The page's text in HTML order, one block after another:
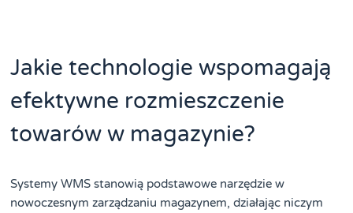
Jakie technologie wspomagają
efektywne rozmieszczenie
towarów w magazynie?
Systemy WMS stanowią podstawowe narzędzie w
nowoczesnym zarządzaniu magazynem, działając niczym